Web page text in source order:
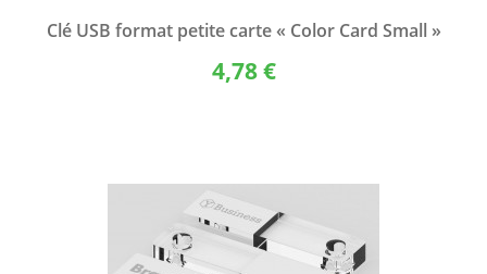
Clé USB format petite carte « Color Card Small »
4,78 €